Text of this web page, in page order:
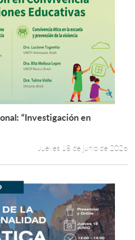
Leer más +
“Investigación en
Jueves 18 de junio de 2026